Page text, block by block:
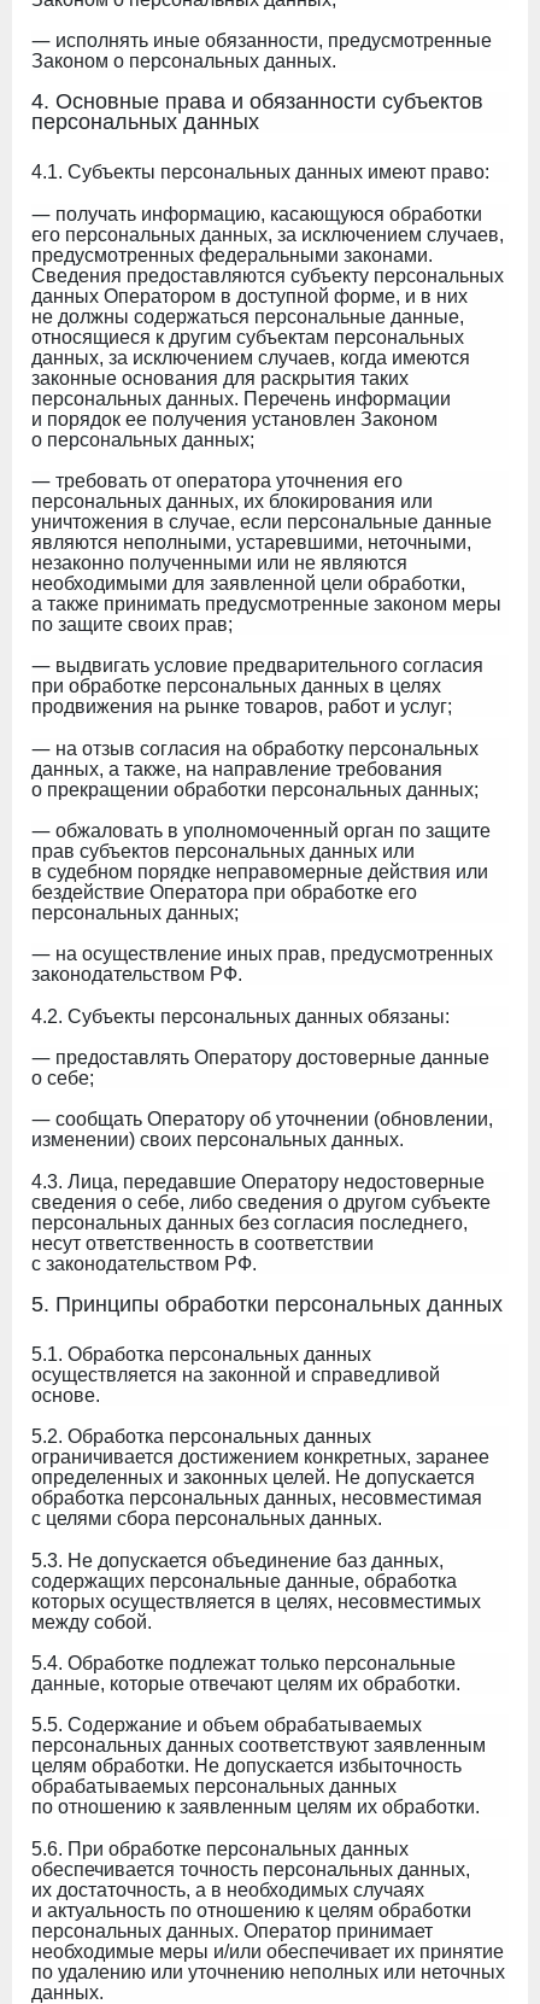
— исполнять иные обязанности, предусмотренные
Законом о персональных данных.
4. Основные права и обязанности субъектов
персональных данных
4.1. Субъекты персональных данных имеют право:
— получать информацию, касающуюся обработки
его персональных данных, за исключением случаев,
предусмотренных федеральными законами.
Сведения предоставляются субъекту персональных
данных Оператором в доступной форме, и в них
не должны содержаться персональные данные,
относящиеся к другим субъектам персональных
данных, за исключением случаев, когда имеются
законные основания для раскрытия таких
персональных данных. Перечень информации
и порядок ее получения установлен Законом
о персональных данных;
— требовать от оператора уточнения его
персональных данных, их блокирования или
уничтожения в случае, если персональные данные
являются неполными, устаревшими, неточными,
незаконно полученными или не являются
необходимыми для заявленной цели обработки,
а также принимать предусмотренные законом меры
по защите своих прав;
— выдвигать условие предварительного согласия
при обработке персональных данных в целях
продвижения на рынке товаров, работ и услуг;
— на отзыв согласия на обработку персональных
данных, а также, на направление требования
о прекращении обработки персональных данных;
— обжаловать в уполномоченный орган по защите
прав субъектов персональных данных или
в судебном порядке неправомерные действия или
бездействие Оператора при обработке его
персональных данных;
— на осуществление иных прав, предусмотренных
законодательством РФ.
4.2. Субъекты персональных данных обязаны:
— предоставлять Оператору достоверные данные
о себе;
— сообщать Оператору об уточнении (обновлении,
изменении) своих персональных данных.
4.3. Лица, передавшие Оператору недостоверные
сведения о себе, либо сведения о другом субъекте
персональных данных без согласия последнего,
несут ответственность в соответствии
с законодательством РФ.
5. Принципы обработки персональных данных
5.1. Обработка персональных данных
осуществляется на законной и справедливой
основе.
5.2. Обработка персональных данных
ограничивается достижением конкретных, заранее
определенных и законных целей. Не допускается
обработка персональных данных, несовместимая
с целями сбора персональных данных.
5.3. Не допускается объединение баз данных,
содержащих персональные данные, обработка
которых осуществляется в целях, несовместимых
между собой.
5.4. Обработке подлежат только персональные
данные, которые отвечают целям их обработки.
5.5. Содержание и объем обрабатываемых
персональных данных соответствуют заявленным
целям обработки. Не допускается избыточность
обрабатываемых персональных данных
по отношению к заявленным целям их обработки.
5.6. При обработке персональных данных
обеспечивается точность персональных данных,
их достаточность, а в необходимых случаях
и актуальность по отношению к целям обработки
персональных данных. Оператор принимает
необходимые меры и/или обеспечивает их принятие
по удалению или уточнению неполных или неточных
данных.